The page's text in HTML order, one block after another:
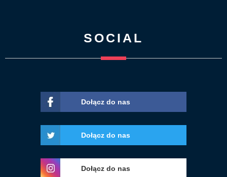
SOCIAL
Dołącz do nas
Dołącz do nas
Dołącz do nas